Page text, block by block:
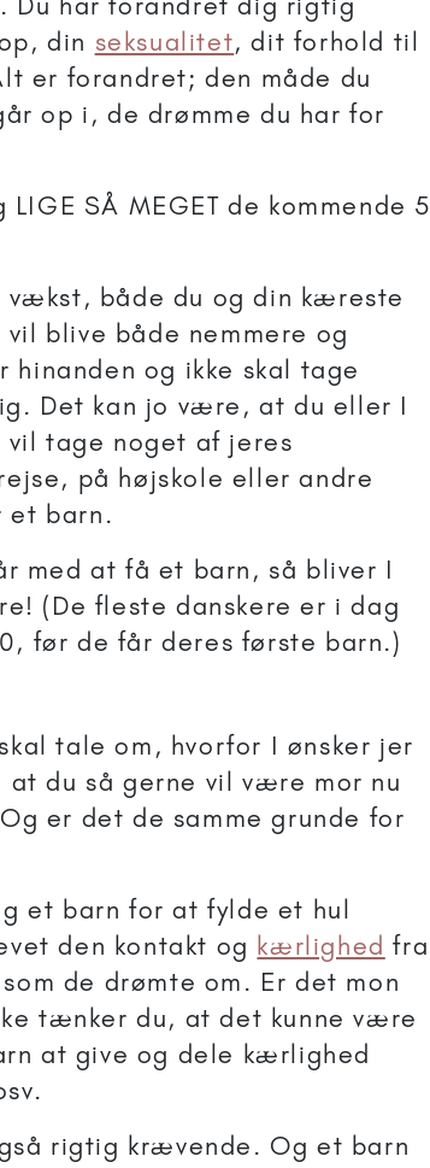
din seksualitet, dit forhold til
er forandret; den måde du
op i, de drømme du har for
SÅ MEGET de kommende 5
både du og din kæreste
vil blive både nemmere og
og ikke skal tage
Det kan jo være, at du eller I
tage noget af jeres
på højskole eller andre
et barn.
med at få et barn, så bliver I
(De fleste danskere er i dag
før de får deres første barn.)
tale om, hvorfor I ønsker jer
du så gerne vil være mor nu
er det de samme grunde for
et barn for at fylde et hul
den kontakt og kærlighed fra
de drømte om. Er det mon
tænker du, at det kunne være
at give og dele kærlighed
rigtig krævende. Og et barn